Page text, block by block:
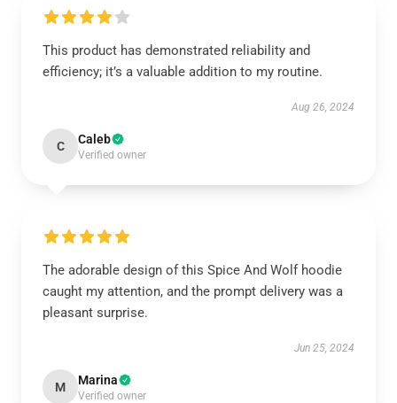
This product has demonstrated reliability and
efficiency; it’s a valuable addition to my routine.
Aug 26, 2024
C Caleb
Verified owner
The adorable design of this Spice And Wolf hoodie
caught my attention, and the prompt delivery was a
pleasant surprise.
Jun 25, 2024
M Marina
Verified owner